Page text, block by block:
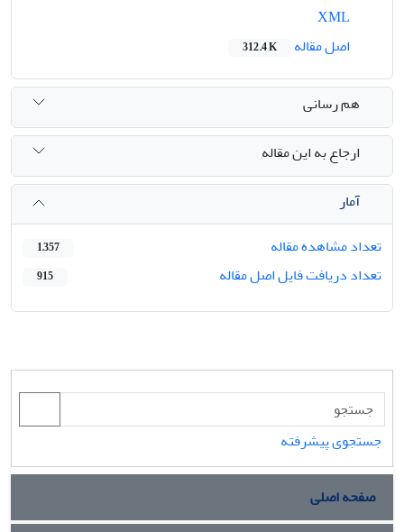
اصل مقاله
312.4 K
هم رسانی
ارجاع به این مقاله
آمار
تعداد مشاهده مقاله
1,357
تعداد دریافت فایل اصل مقاله 915
جستجوی پیشرفته
صفحه اصلی